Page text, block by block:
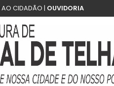
AO CIDADÃO | OUVIDORIA